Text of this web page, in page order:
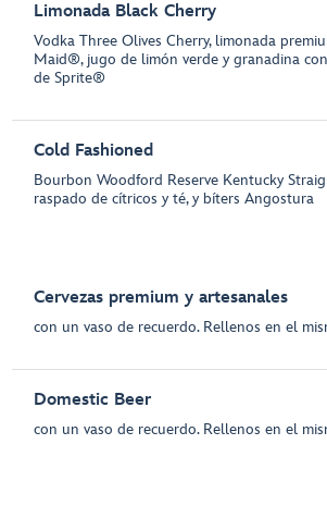
Limonada Black Cherry
Vodka Three Olives Cherry, limonada
Maid®, jugo de limón verde y granadina
de Sprite®
Cold Fashioned
Bourbon Woodford Reserve Kentucky
raspado de cítricos y té, y bíters Angostura
Cervezas premium y artesanales
con un vaso de recuerdo. Rellenos en el
Domestic Beer
con un vaso de recuerdo. Rellenos en el